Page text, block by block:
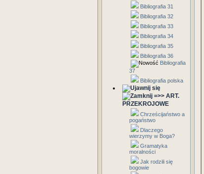
Bibliografia 31
Bibliografia 32
Bibliografia 33
Bibliografia 34
Bibliografia 35
Bibliografia 36
Bibliografia
37
Bibliografia polska
=>> ART.
PRZEKROJOWE
Chrześcijaństwo a
pogaństwo
Dlaczego
wierzymy w Boga?
Gramatyka
moralności
Jak rodzili się
bogowie